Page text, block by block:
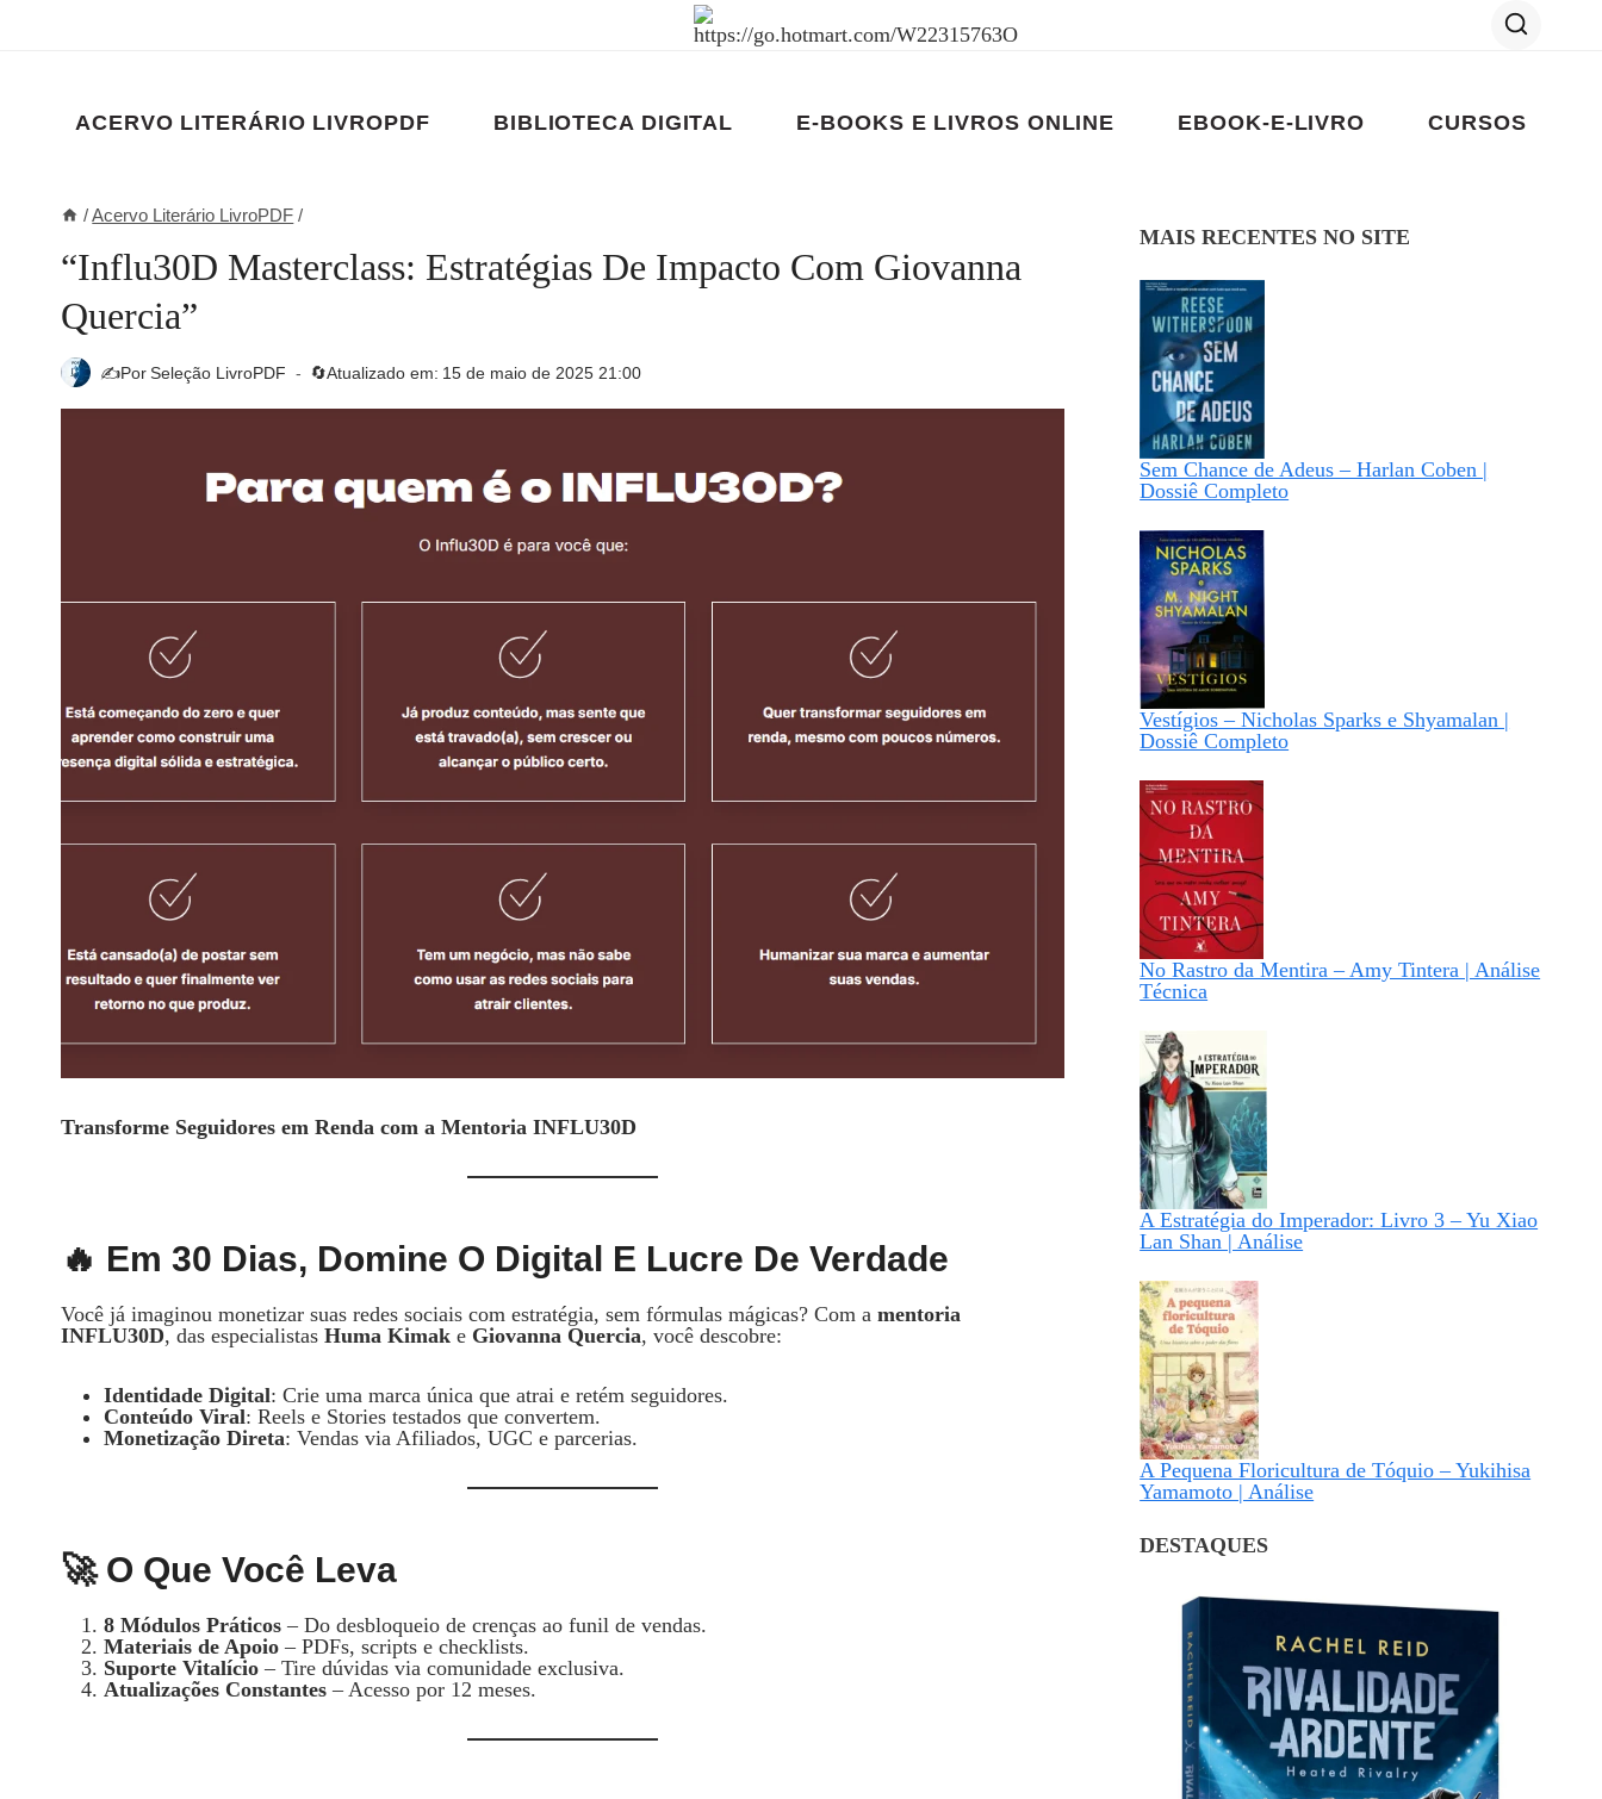
ACERVO LITERÁRIO LIVROPDF BIBLIOTECA DIGITAL E-BOOKS E LIVROS ONLINE EBOOK-E-LIVRO CURSOS
/Acervo Literário LivroPDF /
“Influ30D Masterclass: Estratégias De Impacto Com Giovanna
Quercia”
✍️PorSeleção LivroPDF 🔄Atualizado em: 15 de maio de 2025 21:00
Transforme Seguidores em Renda com a Mentoria INFLU30D
🔥 Em 30 Dias, Domine O Digital E Lucre De Verdade
Você já imaginou monetizar suas redes sociais com estratégia, sem fórmulas mágicas? Com a mentoria
INFLU30D, das especialistas Huma Kimak e Giovanna Quercia, você descobre:
Identidade Digital: Crie uma marca única que atrai e retém seguidores.
Conteúdo Viral: Reels e Stories testados que convertem.
Monetização Direta: Vendas via Afiliados, UGC e parcerias.
🚀 O Que Você Leva
8 Módulos Práticos – Do desbloqueio de crenças ao funil de vendas.
Materiais de Apoio – PDFs, scripts e checklists.
Suporte Vitalício – Tire dúvidas via comunidade exclusiva.
Atualizações Constantes – Acesso por 12 meses.
MAIS RECENTES NO SITE
Sem Chance de Adeus – Harlan Coben |
Dossiê Completo
Vestígios – Nicholas Sparks e Shyamalan |
Dossiê Completo
No Rastro da Mentira – Amy Tintera | Análise
Técnica
A Estratégia do Imperador: Livro 3 – Yu Xiao
Lan Shan | Análise
A Pequena Floricultura de Tóquio – Yukihisa
Yamamoto | Análise
DESTAQUES